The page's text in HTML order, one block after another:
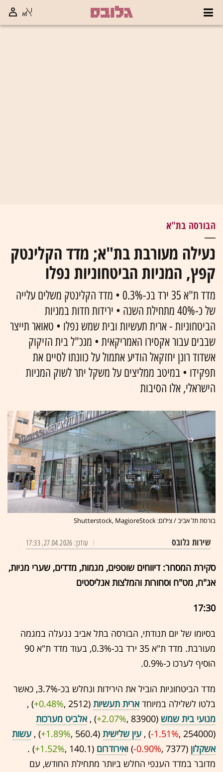
הבורסה בת"א
נעילה מעורבת בת"א; מדד הקלינטק
קפץ, המניות הביטחוניות נפלו
מדד ת"א 35 ירד בכ-0.3% • מדד הקלינטק משלים עלייה
של כ-40% מתחילת השנה • ירידות חדות במניות
הביטחוניות - ארית תעשיות ובית שמש נפלו • טאואר תייצר
שבבים עבור אקסירו האמריקאית • מנכ"ל בית הזיקוק
אשדוד רונן יחזקאל הודיע אתמול על כוונתו לסיים את
תפקידו • במיטב ממליצים על משקל יתר לשוק המניות
הישראלי, אלו הסיבות
בורסת תל אביב / צילום: Shutterstock, MagioreStock
שירות גלובס עודכן: 27.04.2026, 17:33
סקירת המסחר: דיווחים שוטפים, מגמות, מדדים, שערי מניות,
אג"ח, מט"ח וסחורות והמלצות אנליסטים
17:30
בסיומו של יום תנודתי, הבורסה בתל אביב ננעלה במגמה
מעורבת. מדד ת"א 35 ירד בכ-0.3%, בעוד מדד ת"א 90
הוסיף לערכו כ-0.9%.
מדד הביטחוניות הוביל את הירידות ונחלש בכ-3.7%, כאשר
בלטו לשלילה במיוחדארית תעשיות (2512 ,‎
+0.48%
‏) ,
מנועי בית שמש (83900 ,‎
+2.07%
‏) ,אלביט מערכות
(254000 ,‎
-1.51%
‏) , עין שלישית (560.4 ,‎
+1.89%
‏) , עשות
אשקלון (7377 ,‎
-0.90%‏) ואירודרום (140.1 ,‎
+1.52%
‏) .
מדובר במדד הענפי החלש ביותר מתחילת החודש, עם